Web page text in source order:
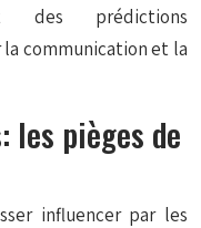
des prédictions
communication et la
les pièges de
influencer par les